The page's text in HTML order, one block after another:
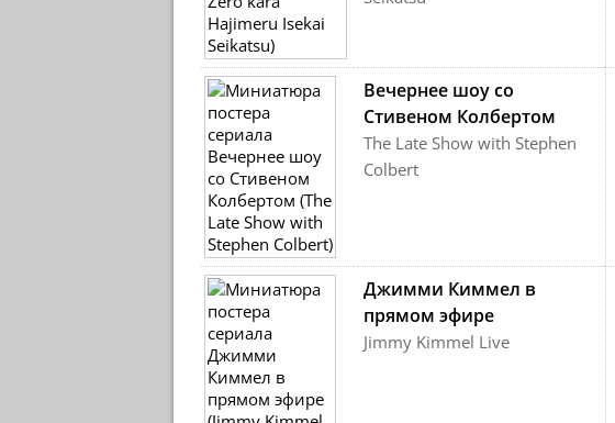
Вечернее шоу со
Стивеном Колбертом
The Late Show with Stephen
Colbert
Джимми Киммел в
прямом эфире
Jimmy Kimmel Live